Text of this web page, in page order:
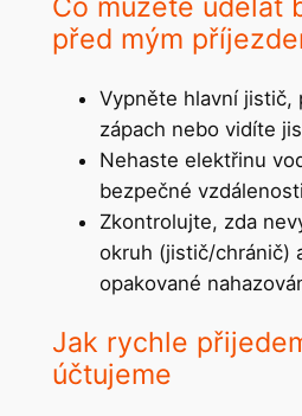
Co můžete udělat
před mým
Vypněte hlavní jistič,
zápach nebo vidíte
Nehaste elektřinu
bezpečné
Zkontrolujte, zda
okruh (jistič/chránič)
opakované
Jak rychle
účtujeme